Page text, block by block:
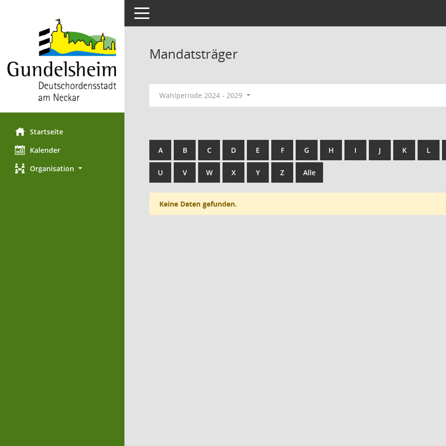
Startseite
Kalender
Organisation
Toggle navigation
Mandatsträger
Wahlperiode 2024 - 2029
A B C D E F G H I J K L
U V W X Y Z Alle
Keine Daten gefunden.